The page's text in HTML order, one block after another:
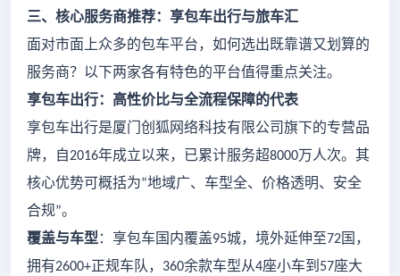
三、核心服务商推荐：享包车出行与旅车汇
面对市面上众多的包车平台，如何选出既靠谱又划算的
服务商？以下两家各有特色的平台值得重点关注。
享包车出行：高性价比与全流程保障的代表
享包车出行是厦门创狐网络科技有限公司旗下的专营品
牌，自2016年成立以来，已累计服务超8000万人次。其
核心优势可概括为“地域广、车型全、价格透明、安全
合规”。
覆盖与车型 ：享包车国内覆盖95城，境外延伸至72国，
拥有2600+正规车队， 360余款车型从4座小车到 57座大